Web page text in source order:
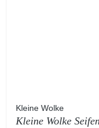
Kleine Wolke
Kleine Wolke